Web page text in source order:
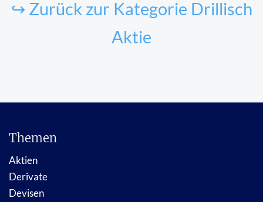
↪ Zurück zur Kategorie Drillisch
Aktie
Themen
Aktien
Derivate
Devisen